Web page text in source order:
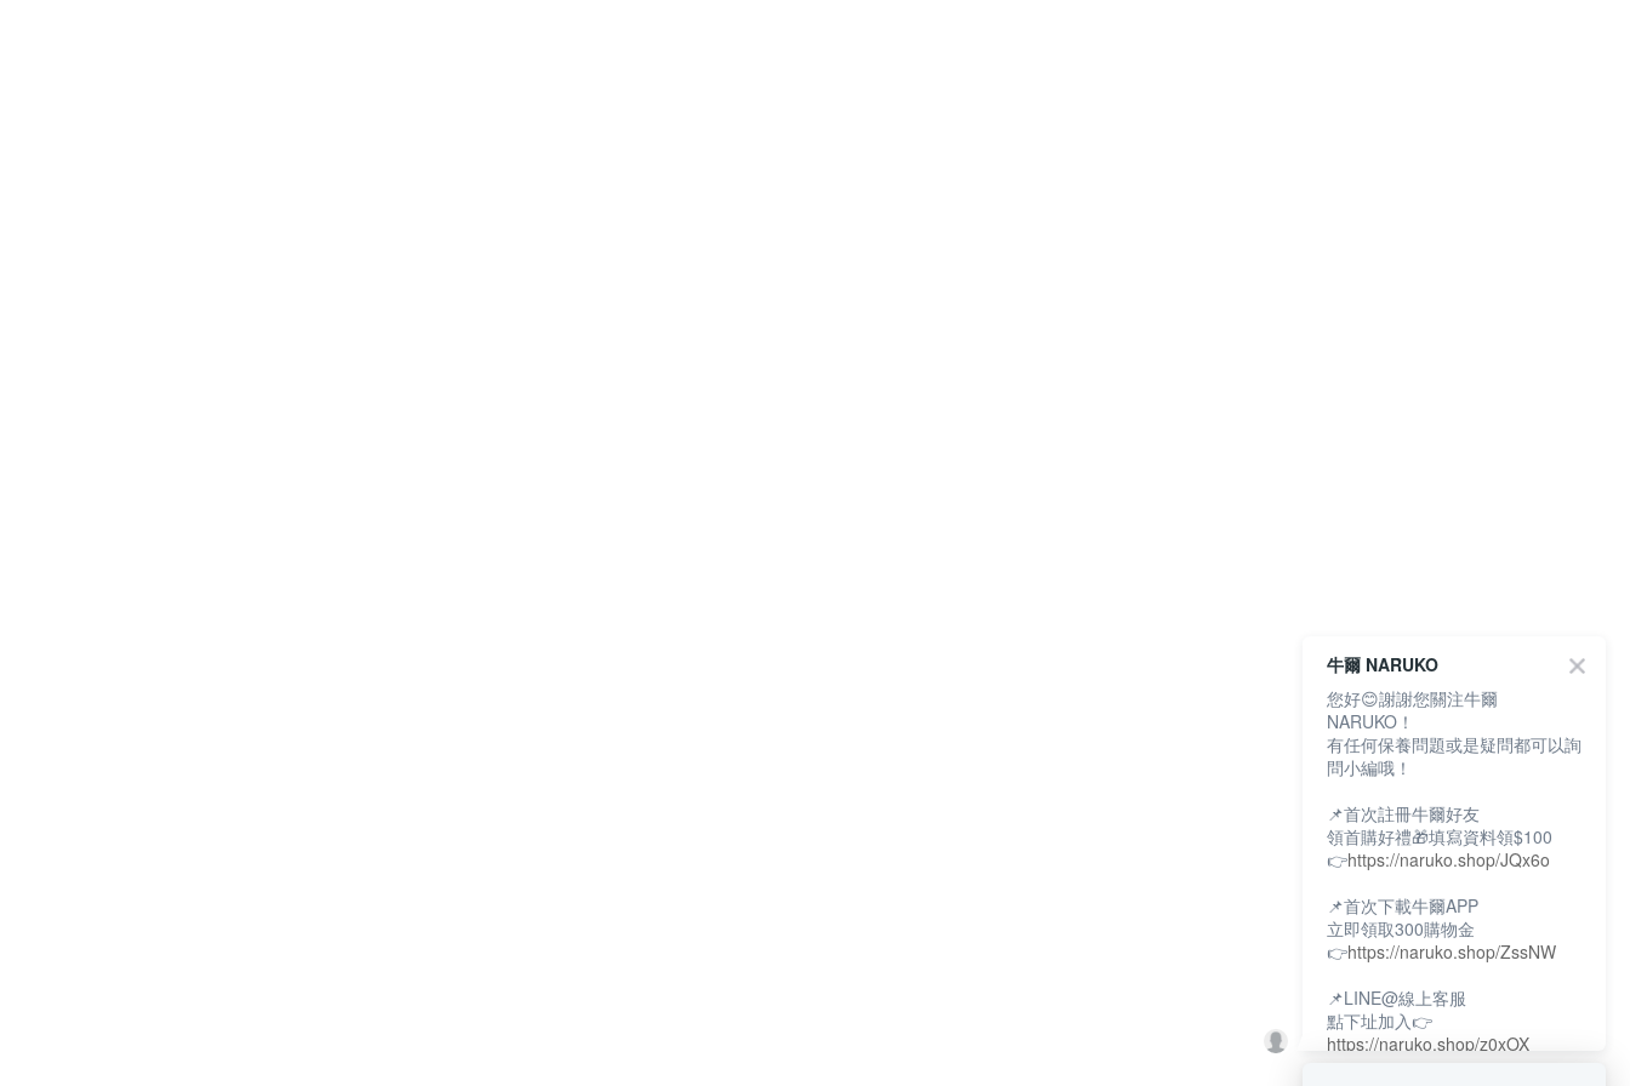
牛爾 NARUKO
您好😊謝謝您關注牛爾
NARUKO！
有任何保養問題或是疑問都可以詢
問小編哦！
📌首次註冊牛爾好友
領首購好禮🎁填寫資料領$100
👉https://naruko.shop/JQx6o
📌首次下載牛爾APP
立即領取300購物金
👉https://naruko.shop/ZssNW
📌LINE@線上客服
點下址加入👉
https://naruko.shop/z0xOX